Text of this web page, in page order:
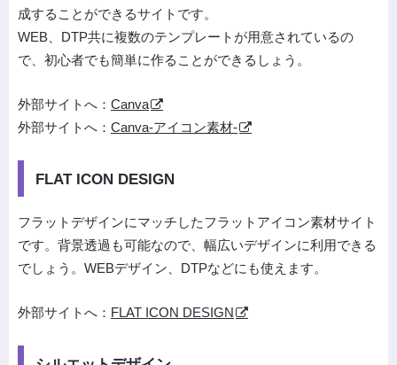
成することができるサイトです。
WEB、DTP共に複数のテンプレートが用意されているの
で、初心者でも簡単に作ることができるしょう。
外部サイトへ： Canva
外部サイトへ： Canva-アイコン素材-
FLAT ICON DESIGN
フラットデザインにマッチしたフラットアイコン素材サイト
です。背景透過も可能なので、幅広いデザインに利用できる
でしょう。WEBデザイン、DTPなどにも使えます。
外部サイトへ： FLAT ICON DESIGN